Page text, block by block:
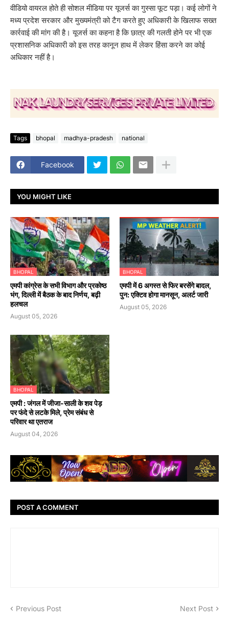
वीडियो वायरल होते ही सोशल मीडिया पर यूजर्स का गुस्सा फूट पड़ा। कई लोगों ने
मध्य प्रदेश सरकार और मुख्यमंत्री को टैग करते हुए अधिकारी के खिलाफ सख्त
कार्रवाई की मांग की है। यूजर्स का कहना है कि छात्र की गलती होने पर भी एक
प्रशासनिक अधिकारी को इस तरह कानून हाथ में लेकर हिंसा करने का कोई
अधिकार नहीं है।
Tags bhopal madhya-pradesh national
Facebook
YOU MIGHT LIKE
BHOPAL
एमपी कांग्रेस के सभी विभाग और प्रकोष्ठ
भंग, दिल्ली में बैठक के बाद निर्णय, बढ़ी
हलचल
August 05, 2026
BHOPAL
एमपी में 6 अगस्त से फिर बरसेंगे बादल,
पुन: एक्टिव होगा मानसून, अलर्ट जारी
August 05, 2026
BHOPAL
एमपी : जंगल में जीजा-साली के शव पेड़
पर फंदे से लटके मिले, प्रेम संबंध से
परिवार था एतराज
August 04, 2026
POST A COMMENT
Previous Post Next Post